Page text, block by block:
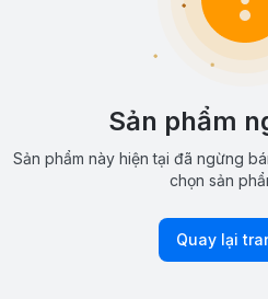
Sản phẩm
Sản phẩm này hiện tại đã ngừng
chọn sản
Quay lại